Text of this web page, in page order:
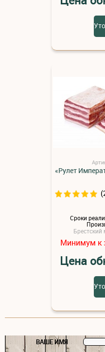
«Рулет
Сроки
Минимум к
Цена
ВАШЕ ИМЯ